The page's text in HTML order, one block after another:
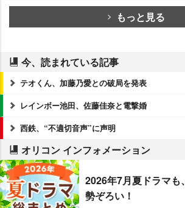
もっと見る
今、読まれている記事
テオくん、加藤乃愛との破局を発表
レインボー池田、佐藤佳奈と電撃婚
西鉄、“不適切音声”に声明
オリコン インフォメーション
2026年7月夏ドラマも
勢ぞろい！